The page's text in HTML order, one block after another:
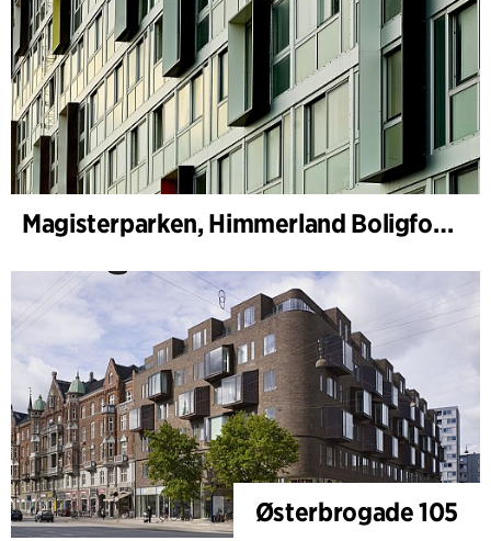
Magisterparken, Himmerland Boligforening
Østerbrogade 105